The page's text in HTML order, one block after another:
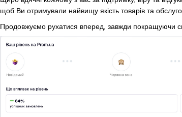
щоб Ви отримували найвищу якість товарів та
Продовжуємо рухатися вперед, завжди покращуючи